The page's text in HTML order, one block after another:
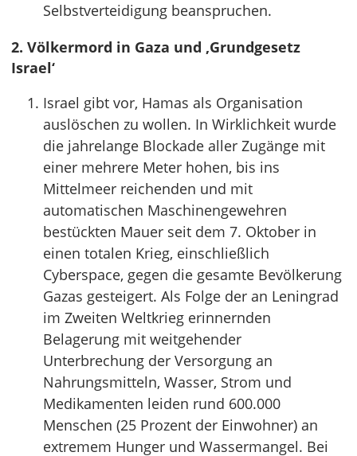
Selbstverteidigung beanspruchen.
2. Völkermord in Gaza und ‚Grundgesetz
Israel‘
Israel gibt vor, Hamas als Organisation
auslöschen zu wollen. In Wirklichkeit wurde
die jahrelange Blockade aller Zugänge mit
einer mehrere Meter hohen, bis ins
Mittelmeer reichenden und mit
automatischen Maschinengewehren
bestückten Mauer seit dem 7. Oktober in
einen totalen Krieg, einschließlich
Cyberspace, gegen die gesamte Bevölkerung
Gazas gesteigert. Als Folge der an Leningrad
im Zweiten Weltkrieg erinnernden
Belagerung mit weitgehender
Unterbrechung der Versorgung an
Nahrungsmitteln, Wasser, Strom und
Medikamenten leiden rund 600.000
Menschen (25 Prozent der Einwohner) an
extremem Hunger und Wassermangel. Bei